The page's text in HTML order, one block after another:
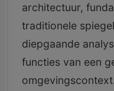
architectuur,
traditionele
diepgaande
functies van een